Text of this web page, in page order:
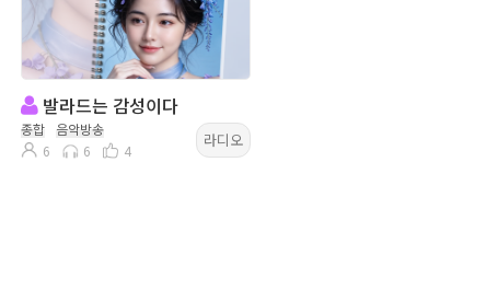
발라드는 감성이다
종합
음악방송
6
6 4
라디오